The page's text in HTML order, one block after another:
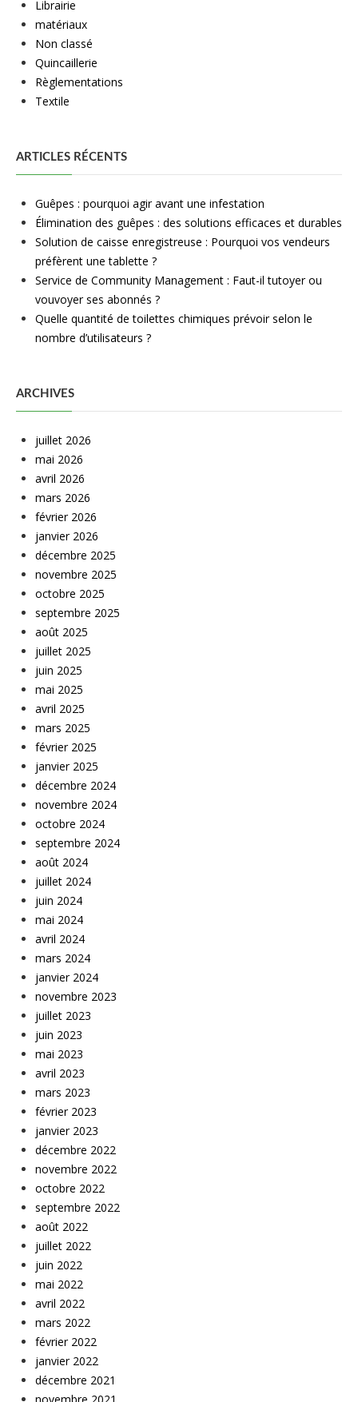
Librairie
matériaux
Non classé
Quincaillerie
Règlementations
Textile
ARTICLES RÉCENTS
Guêpes : pourquoi agir avant une infestation
Élimination des guêpes : des solutions efficaces et durables
Solution de caisse enregistreuse : Pourquoi vos vendeurs
préfèrent une tablette ?
Service de Community Management : Faut-il tutoyer ou
vouvoyer ses abonnés ?
Quelle quantité de toilettes chimiques prévoir selon le
nombre d’utilisateurs ?
ARCHIVES
juillet 2026
mai 2026
avril 2026
mars 2026
février 2026
janvier 2026
décembre 2025
novembre 2025
octobre 2025
septembre 2025
août 2025
juillet 2025
juin 2025
mai 2025
avril 2025
mars 2025
février 2025
janvier 2025
décembre 2024
novembre 2024
octobre 2024
septembre 2024
août 2024
juillet 2024
juin 2024
mai 2024
avril 2024
mars 2024
janvier 2024
novembre 2023
juillet 2023
juin 2023
mai 2023
avril 2023
mars 2023
février 2023
janvier 2023
décembre 2022
novembre 2022
octobre 2022
septembre 2022
août 2022
juillet 2022
juin 2022
mai 2022
avril 2022
mars 2022
février 2022
janvier 2022
décembre 2021